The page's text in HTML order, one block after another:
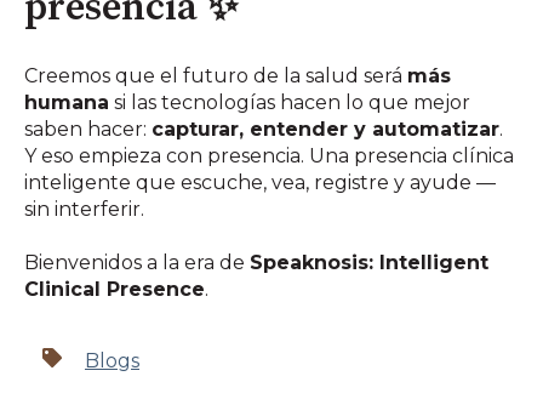
Creemos que el futuro de la salud será más
humana si las tecnologías hacen lo que mejor
saben hacer: capturar, entender y automatizar.
Y eso empieza con presencia. Una presencia clínica
inteligente que escuche, vea, registre y ayude —
sin interferir.
Bienvenidos a la era de Speaknosis: Intelligent
Clinical Presence.
Blogs